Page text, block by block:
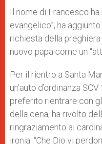
Il nome di Francesco ha
evangelico”, ha
richiesta della
nuovo papa come un
Per il rientro a Santa
un’auto d’ordinanza
preferito rientrare con
della cena, ha rivolto
ringraziamento ai
ironia: “Che Dio vi